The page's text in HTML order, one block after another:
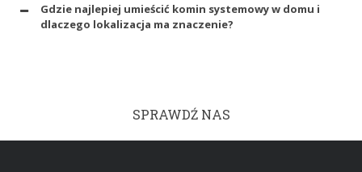
Gdzie najlepiej umieścić komin systemowy w domu i
dlaczego lokalizacja ma znaczenie?
SPRAWDŹ NAS